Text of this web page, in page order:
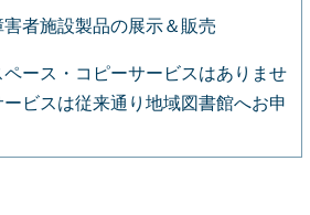
害者施設製品の展示＆販売
ース・コピーサービスはありませ
ービスは従来通り地域図書館へお申